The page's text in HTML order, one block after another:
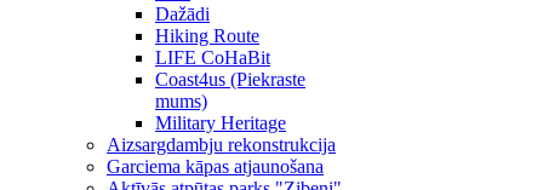
Dažādi
Hiking Route
LIFE CoHaBit
Coast4us (Piekraste
mums)
Military Heritage
Aizsargdambju rekonstrukcija
Garciema kāpas atjaunošana